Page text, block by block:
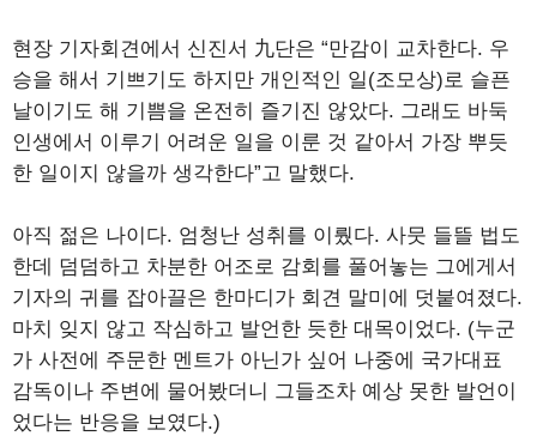
현장 기자회견에서 신진서 九단은 “만감이 교차한다. 우
승을 해서 기쁘기도 하지만 개인적인 일(조모상)로 슬픈
날이기도 해 기쁨을 온전히 즐기진 않았다. 그래도 바둑
인생에서 이루기 어려운 일을 이룬 것 같아서 가장 뿌듯
한 일이지 않을까 생각한다”고 말했다.
아직 젊은 나이다. 엄청난 성취를 이뤘다. 사뭇 들뜰 법도
한데 덤덤하고 차분한 어조로 감회를 풀어놓는 그에게서
기자의 귀를 잡아끌은 한마디가 회견 말미에 덧붙여졌다.
마치 잊지 않고 작심하고 발언한 듯한 대목이었다. (누군
가 사전에 주문한 멘트가 아닌가 싶어 나중에 국가대표
감독이나 주변에 물어봤더니 그들조차 예상 못한 발언이
었다는 반응을 보였다.)